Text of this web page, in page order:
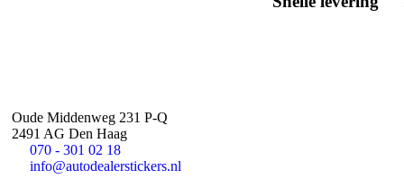
Oude Middenweg 231 P-Q
2491 AG Den Haag
070 - 301 02 18
info@autodealerstickers.nl